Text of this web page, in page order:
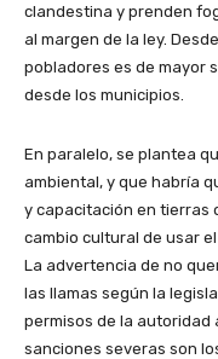
clandestina y prenden
al margen de la ley.
pobladores es de mayor
desde los municipios.
En paralelo, se plantea
ambiental, y que habría
y capacitación en tierras
cambio cultural de usar
La advertencia de no
las llamas según la
permisos de la autoridad
sanciones severas son